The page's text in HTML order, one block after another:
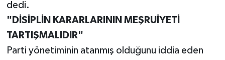
dedi.
"DİSİPLİN KARARLARININ MEŞRUİYETİ
TARTIŞMALIDIR"
Parti yönetiminin atanmış olduğunu iddia eden